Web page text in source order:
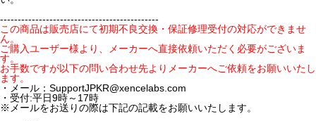
---------------------------------------------
この商品は販売店にて初期不良交換・保証修理受付の対応ができませ
ん。
ご購入ユーザー様より、メーカーへ直接依頼いただく必要がございま
す。
お手数ですが以下の問い合わせ先よりメーカーへご依頼をお願いいたし
ます。
・メール：SupportJPKR@xencelabs.com
・受付:平日9時～17時
※メールをお送りの際は下記の記載をお願いいたします。